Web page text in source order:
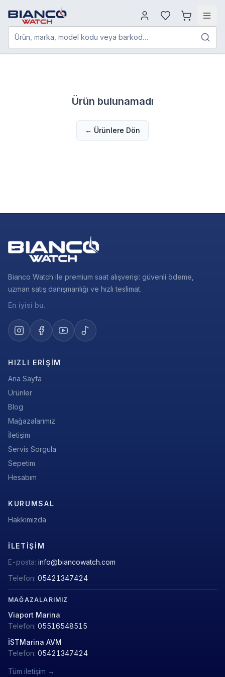
Ürün, marka, model kodu veya barkod…
Ürün bulunamadı
← Ürünlere Dön
Bianco Watch ile premium saat alışverişi: güvenli ödeme,
uzman satış danışmanlığı ve hızlı teslimat.
En iyisi bu.
HIZLI ERIŞIM
Ana Sayfa
Ürünler
Blog
Mağazalarımız
İletişim
Servis Sorgula
Sepetim
Hesabım
KURUMSAL
Hakkımızda
İLETIŞIM
E-posta: info@biancowatch.com
Telefon: 05421347424
MAĞAZALARIMIZ
Viaport Marina
Telefon: 05516548515
İSTMarina AVM
Telefon: 05421347424
Tüm iletişim →